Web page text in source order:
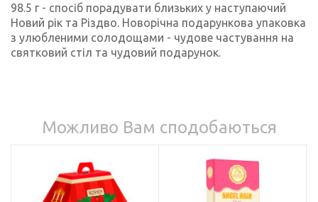
98.5 г - спосіб порадувати близьких у наступаючий
Новий рік та Різдво. Новорічна подарункова упаковка
з улюбленими солодощами - чудове частування на
святковий стіл та чудовий подарунок.
Можливо Вам сподобаються